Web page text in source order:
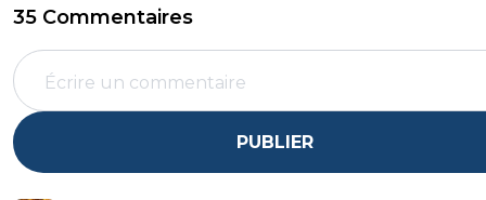
35 Commentaires
PUBLIER